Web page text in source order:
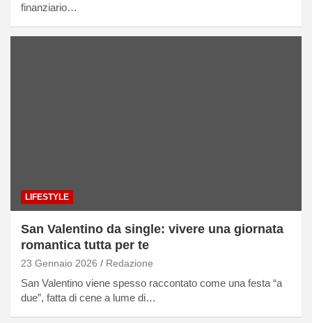
finanziario…
LIFESTYLE
San Valentino da single: vivere una giornata
romantica tutta per te
23 Gennaio 2026 Redazione
San Valentino viene spesso raccontato come una festa “a
due”, fatta di cene a lume di…